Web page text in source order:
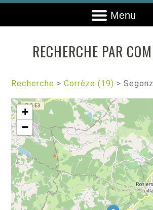
Menu
RECHERCHE PAR
Recherche >Corrèze (19) >
+
−